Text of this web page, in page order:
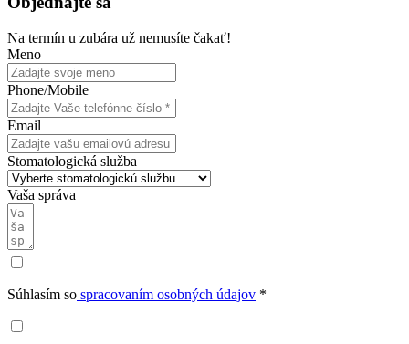
Na termín u zubára už nemusíte čakať!
Meno
Phone/Mobile
Email
Stomatologická služba
Vaša správa
Súhlasím so spracovaním osobných údajov *